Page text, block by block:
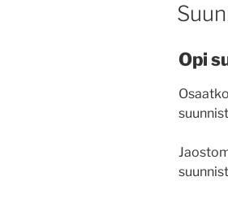
Opi